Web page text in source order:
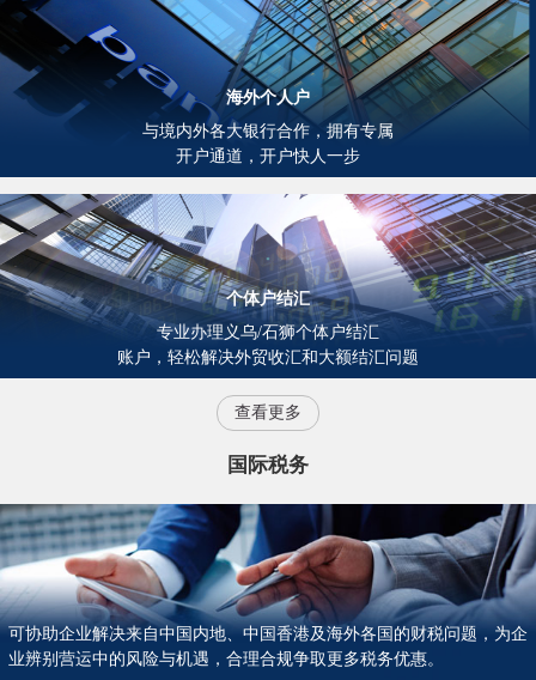
海外个人户
与境内外各大银行合作，拥有专属
开户通道，开户快人一步
个体户结汇
专业办理义乌/石狮个体户结汇
账户，轻松解决外贸收汇和大额结汇问题
查看更多
国际税务
可协助企业解决来自中国内地、中国香港及海外各国的财税问题，为企
业辨别营运中的风险与机遇，合理合规争取更多税务优惠。